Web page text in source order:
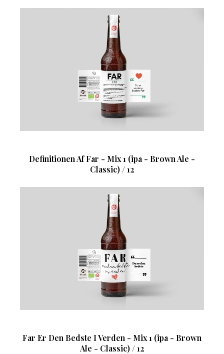
Definitionen Af Far - Mix 1 (ipa - Brown Ale -
Classic) / 12
Far Er Den Bedste I Verden - Mix 1 (ipa - Brown
Ale - Classic) / 12